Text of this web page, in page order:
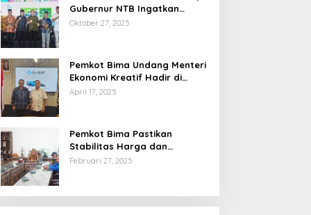
Gubernur NTB Ingatkan
Gagasan Ekonomi Syariah
Oktober 27, 2025
Pemkot Bima Undang Menteri
Ekonomi Kreatif Hadir di
Festival Rimpu
April 17, 2025
Pemkot Bima Pastikan
Stabilitas Harga dan
Ketersediaan Pangan
Februari 27, 2025